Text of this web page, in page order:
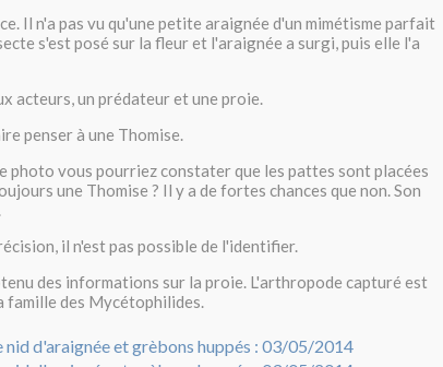
Il n'a pas vu qu'une petite araignée d'un mimétisme parfait
s'est posé sur la fleur et l'araignée a surgi, puis elle l'a
acteurs, un prédateur et une proie.
penser à une Thomise.
photo vous pourriez constater que les pattes sont placées
une Thomise ? Il y a de fortes chances que non. Son
il n'est pas possible de l'identifier.
des informations sur la proie. L'arthropode capturé est
famille des Mycétophilides.